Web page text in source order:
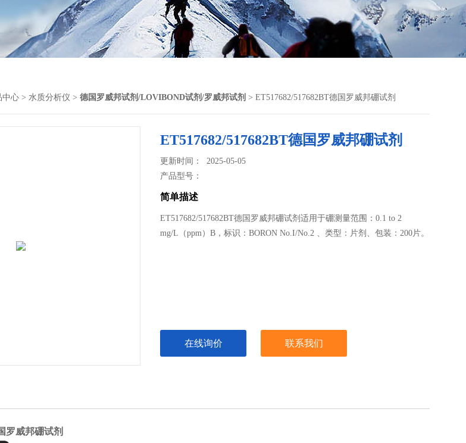
中心 > 水质分析仪 > 德国罗威邦试剂/LOVIBOND试剂/罗威邦试剂 > ET517682/517682BT德国罗威邦硼试剂
ET517682/517682BT德国罗威邦硼试剂
更新时间： 2025-05-05
产品型号：
简单描述
ET517682/517682BT德国罗威邦硼试剂适用于硼测量范围：0.1 to 2
mg/L（ppm）B，标识：BORON No.I/No.2 、类型：片剂、包装：200片。
在线询价 联系我们
罗威邦硼试剂